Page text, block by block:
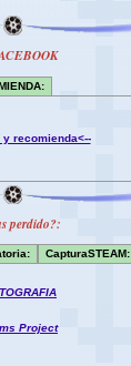
y recomienda<--
perdido?:
CapturaSTEAM:
Project